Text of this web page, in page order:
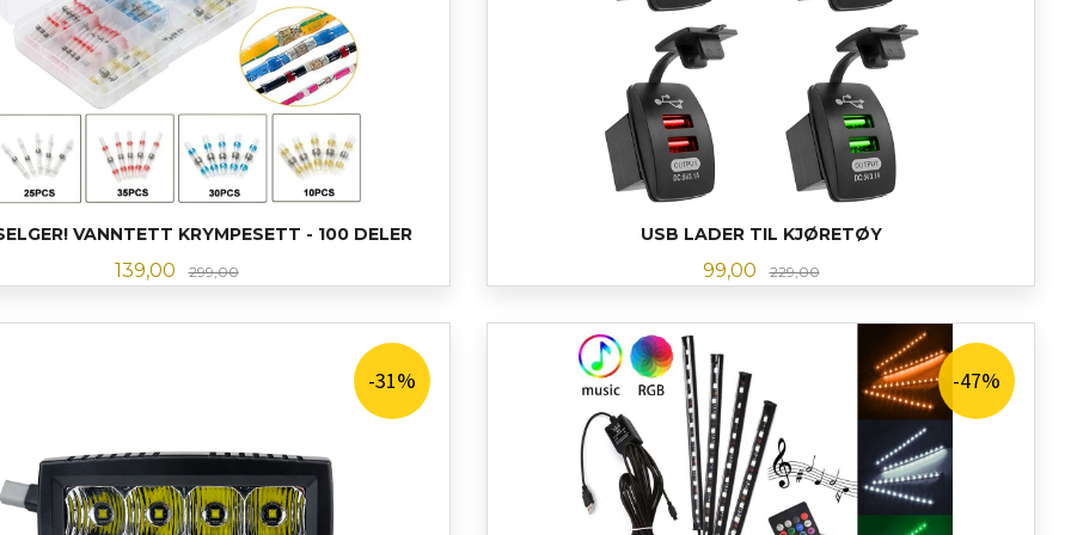
VANNTETT KRYMPESETT - 100 DELER
Tilbud
139,00 299,00Rabatt
USB LADER TIL KJØRETØY
Tilbud
99,00 229,00Rabatt
-31% -47%